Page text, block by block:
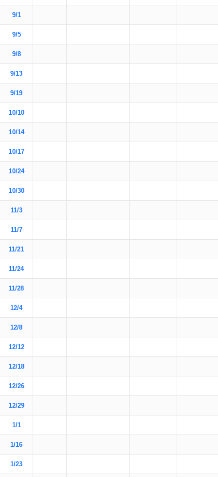
9/1
9/5
9/8
9/13
9/19
10/10
10/14
10/17
10/24
10/30
11/3
11/7
11/21
11/24
11/28
12/4
12/8
12/12
12/18
12/26
12/29
1/1
1/16
1/23